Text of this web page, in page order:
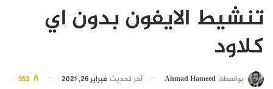
تنشيط الايفون بدون اي
كلاود
بواسطة Ahmad Hameed آخر تحديث فبراير 26, 2021